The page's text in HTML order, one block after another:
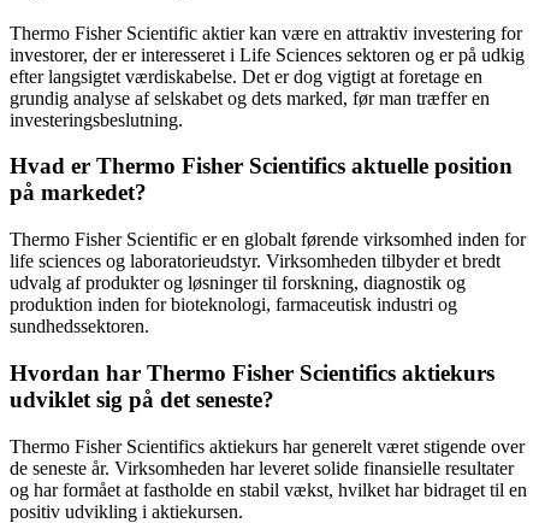
Thermo Fisher Scientific aktier kan være en attraktiv investering for
investorer, der er interesseret i Life Sciences sektoren og er på udkig
efter langsigtet værdiskabelse. Det er dog vigtigt at foretage en
grundig analyse af selskabet og dets marked, før man træffer en
investeringsbeslutning.
Hvad er Thermo Fisher Scientifics aktuelle position
på markedet?
Thermo Fisher Scientific er en globalt førende virksomhed inden for
life sciences og laboratorieudstyr. Virksomheden tilbyder et bredt
udvalg af produkter og løsninger til forskning, diagnostik og
produktion inden for bioteknologi, farmaceutisk industri og
sundhedssektoren.
Hvordan har Thermo Fisher Scientifics aktiekurs
udviklet sig på det seneste?
Thermo Fisher Scientifics aktiekurs har generelt været stigende over
de seneste år. Virksomheden har leveret solide finansielle resultater
og har formået at fastholde en stabil vækst, hvilket har bidraget til en
positiv udvikling i aktiekursen.